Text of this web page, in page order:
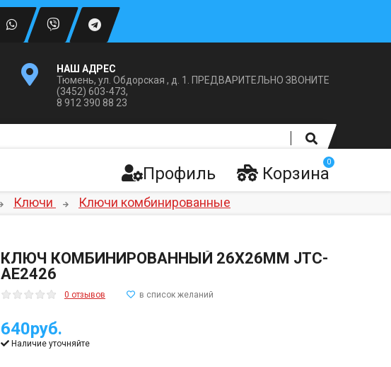
НАШ АДРЕС
Тюмень, ул. Обдорская , д. 1. ПРЕДВАРИТЕЛЬНО ЗВОНИТЕ
(3452) 603-473,
8 912 390 88 23
Корзина
0
Профиль
Ключи Ключи комбинированные
КЛЮЧ КОМБИНИРОВАННЫЙ 26Х26ММ JTC-
AE2426
0 отзывов
640руб.
Наличие уточняйте